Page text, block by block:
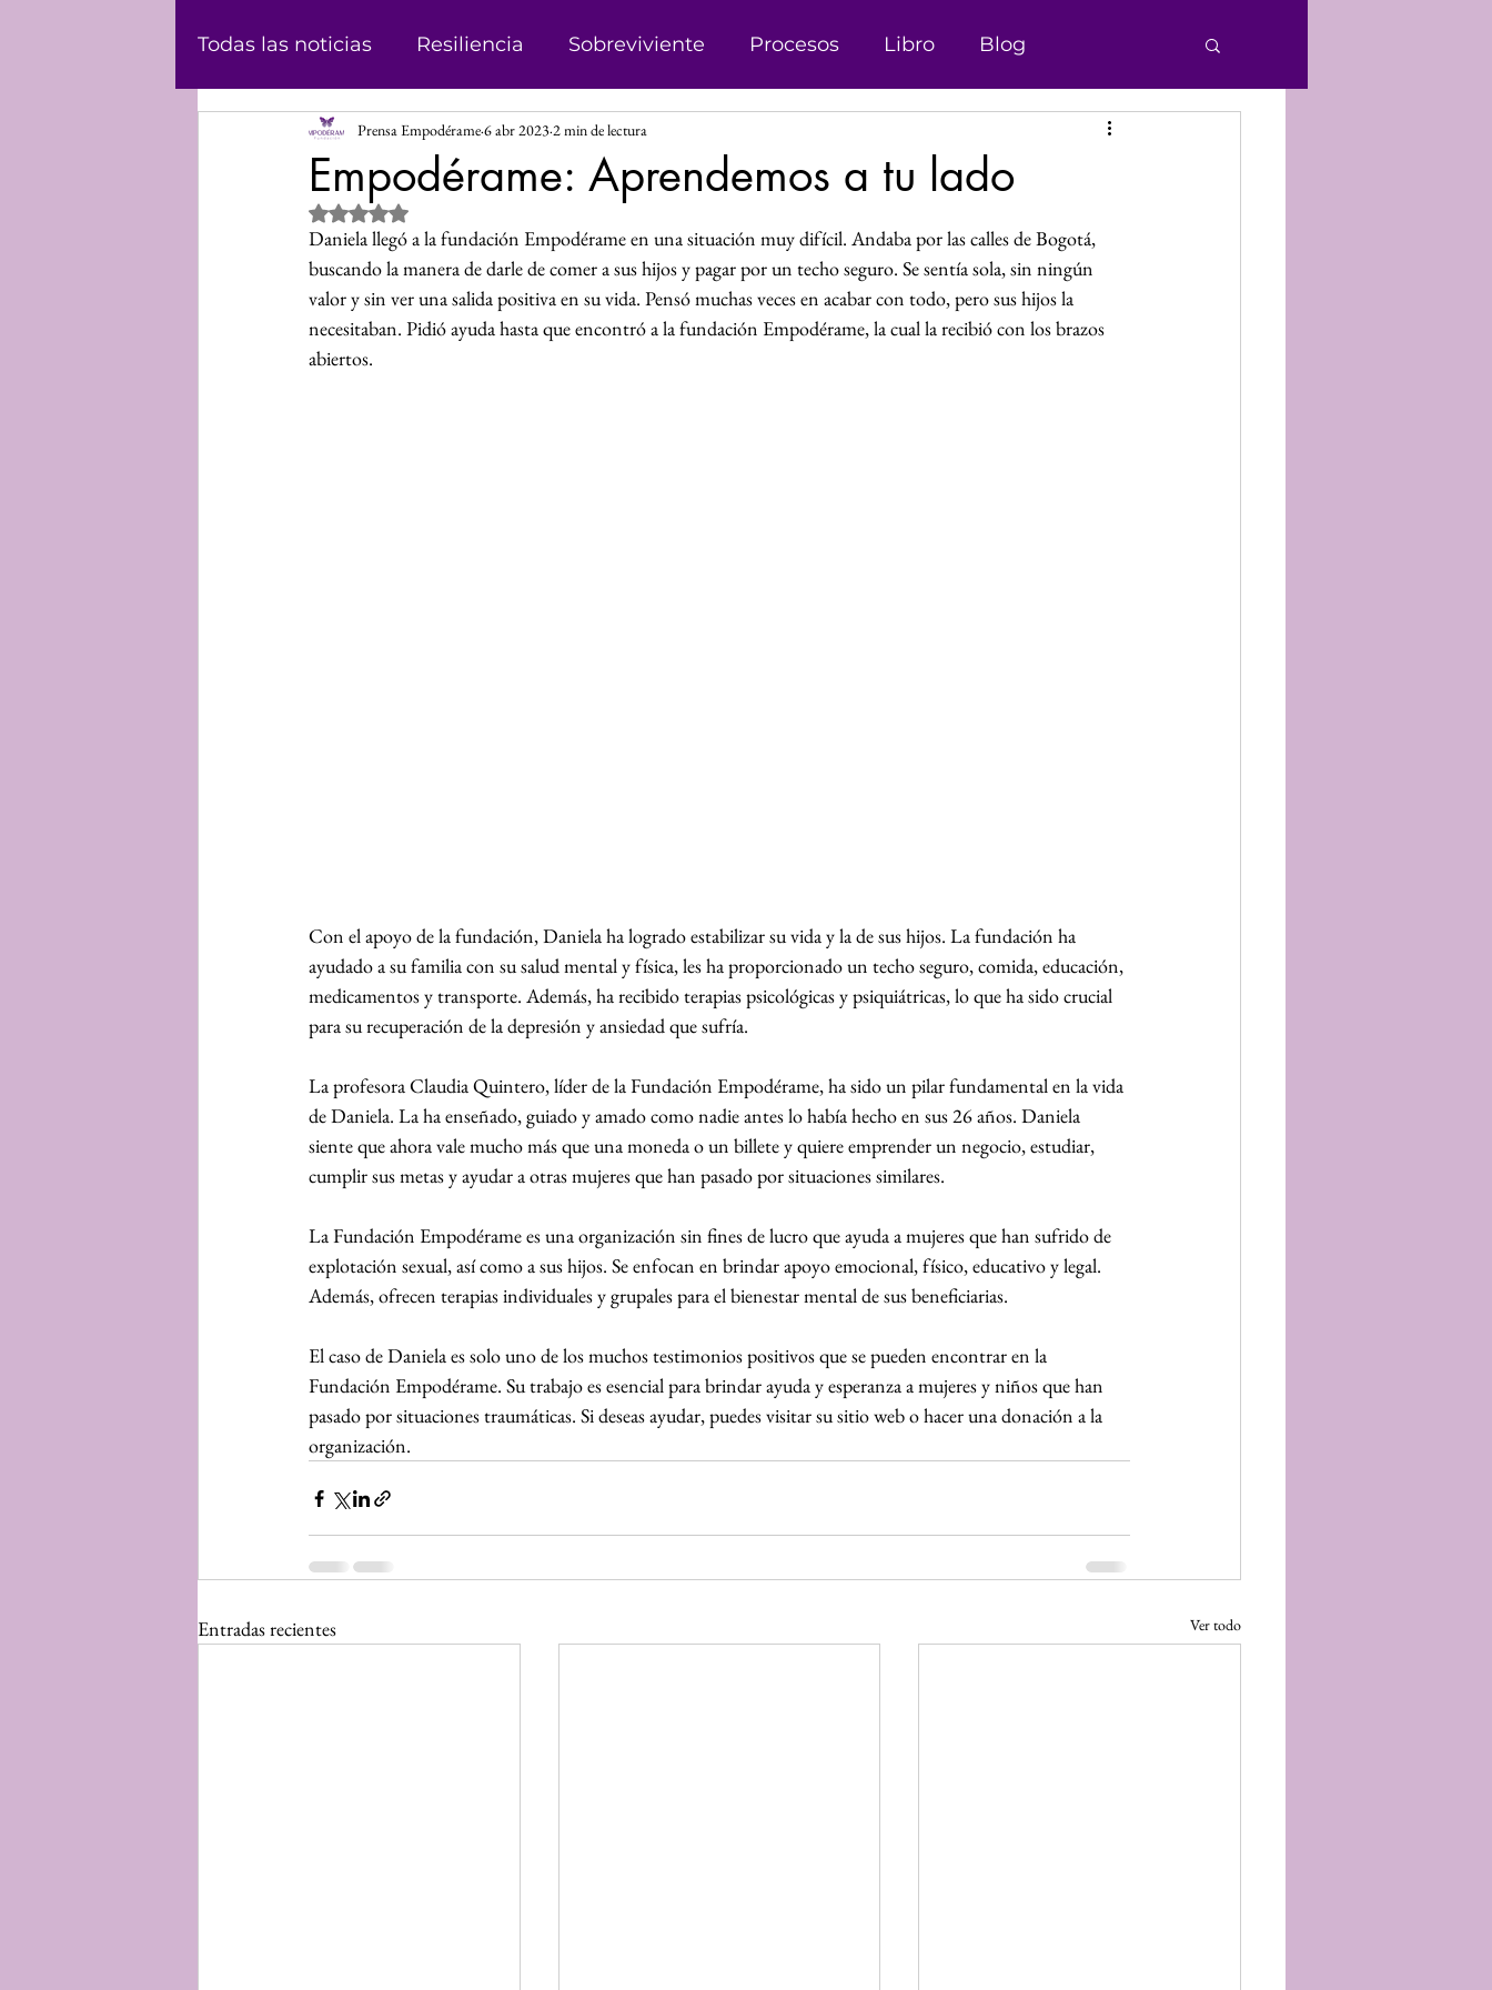
Todas las noticias Resiliencia Sobreviviente Procesos Libro Blog
Masculinidad Abolicionismo Campañas
Historias
Podcast Violencia de Género Explotación sexual Líder Reconocimiento
Empodérame: Aprendemos a tu lado
Prensa Empodérame6 abr 2023 2 min de lectura
Obtuvo NaN de 5 estrellas.
Daniela llegó a la fundación Empodérame en una situación muy difícil. Andaba por las calles de Bogotá,
buscando la manera de darle de comer a sus hijos y pagar por un techo seguro. Se sentía sola, sin ningún
valor y sin ver una salida positiva en su vida. Pensó muchas veces en acabar con todo, pero sus hijos la
necesitaban. Pidió ayuda hasta que encontró a la fundación Empodérame, la cual la recibió con los brazos
abiertos.
Con el apoyo de la fundación, Daniela ha logrado estabilizar su vida y la de sus hijos. La fundación ha
ayudado a su familia con su salud mental y física, les ha proporcionado un techo seguro, comida, educación,
medicamentos y transporte. Además, ha recibido terapias psicológicas y psiquiátricas, lo que ha sido crucial
para su recuperación de la depresión y ansiedad que sufría.
La profesora Claudia Quintero, líder de la Fundación Empodérame, ha sido un pilar fundamental en la vida
de Daniela. La ha enseñado, guiado y amado como nadie antes lo había hecho en sus 26 años. Daniela
siente que ahora vale mucho más que una moneda o un billete y quiere emprender un negocio, estudiar,
cumplir sus metas y ayudar a otras mujeres que han pasado por situaciones similares.
La Fundación Empodérame es una organización sin fines de lucro que ayuda a mujeres que han sufrido de
explotación sexual, así como a sus hijos. Se enfocan en brindar apoyo emocional, físico, educativo y legal.
Además, ofrecen terapias individuales y grupales para el bienestar mental de sus beneficiarias.
El caso de Daniela es solo uno de los muchos testimonios positivos que se pueden encontrar en la
Fundación Empodérame. Su trabajo es esencial para brindar ayuda y esperanza a mujeres y niños que han
pasado por situaciones traumáticas. Si deseas ayudar, puedes visitar su sitio web o hacer una donación a la
organización.
Entradas recientes Ver todo